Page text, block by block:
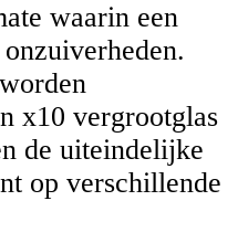
waarin een
x10 vergrootglas
de uiteindelijke
op verschillende